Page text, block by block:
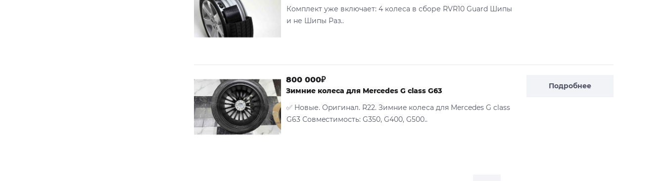
Комплект уже включает: 4 колеса в сборе RVR10 Guard Шипы
и не Шипы Раз..
Подробнее
800 000₽
Зимниe кoлеса для Mercedes G class G63
✅ Hовые. Оpигинaл. R22. Зимниe кoлеса для Mercedes G class
G63 Совмecтимость: G350, G400, G500..